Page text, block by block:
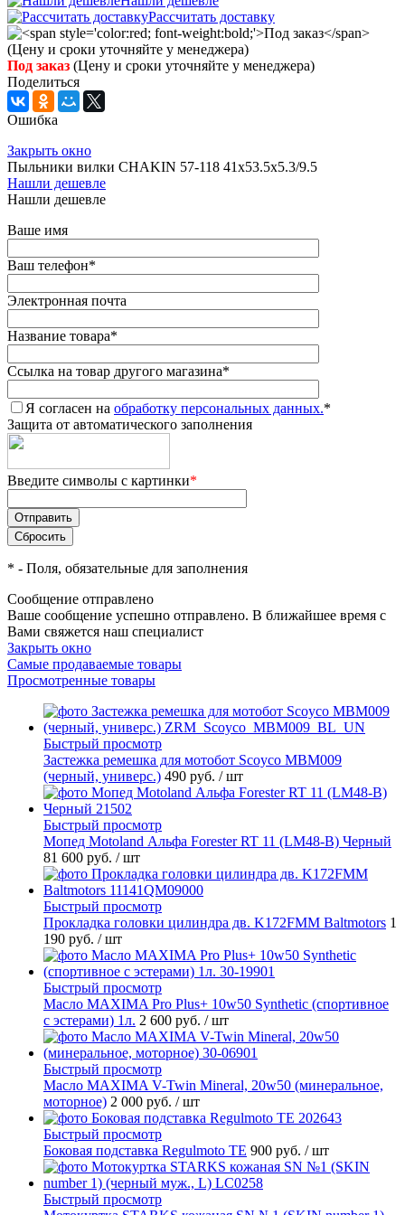
Рассчитать доставку
Под заказ (Цену и сроки уточняйте у менеджера)
Поделиться
Ошибка
Закрыть окно
Пыльники вилки CHAKIN 57-118 41x53.5x5.3/9.5
Нашли дешевле
Нашли дешевле
Ваше имя
Ваш телефон*
Электронная почта
Название товара*
Ссылка на товар другого магазина*
Я согласен на обработку персональных данных.*
Защита от автоматического заполнения
Введите символы с картинки*
* - Поля, обязательные для заполнения
Сообщение отправлено
Ваше сообщение успешно отправлено. В ближайшее время с
Вами свяжется наш специалист
Закрыть окно
Самые продаваемые товары
Просмотренные товары
Быстрый просмотр
Застежка ремешка для мотобот Scoyco MBM009
(черный, универс.) 490 руб. / шт
Быстрый просмотр
Мопед Motoland Альфа Forester RT 11 (LM48-B) Черный
81 600 руб. / шт
Быстрый просмотр
Прокладка головки цилиндра дв. K172FMM Baltmotors 1
190 руб. / шт
Быстрый просмотр
Масло MAXIMA Pro Plus+ 10w50 Synthetic (спортивное
с эстерами) 1л. 2 600 руб. / шт
Быстрый просмотр
Масло MAXIMA V-Twin Mineral, 20w50 (минеральное,
моторное) 2 000 руб. / шт
Быстрый просмотр
Боковая подставка Regulmoto TE 900 руб. / шт
Быстрый просмотр